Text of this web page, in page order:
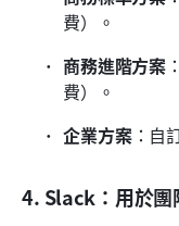
費）。
商務進階方案
費）。
企業方案：自
4. Slack：用於團